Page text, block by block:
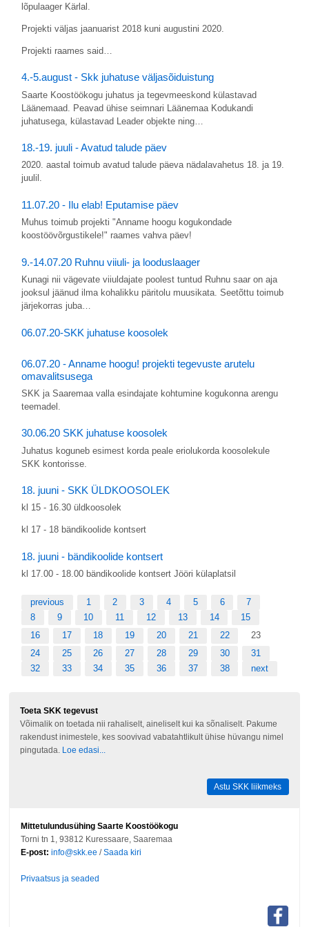
lõpulaager Kärlal.
Projekti väljas jaanuarist 2018 kuni augustini 2020.
Projekti raames said…
4.-5.august - Skk juhatuse väljasõiduistung
Saarte Koostöökogu juhatus ja tegevmeeskond külastavad
Läänemaad. Peavad ühise seimnari Läänemaa Kodukandi
juhatusega, külastavad Leader objekte ning…
18.-19. juuli - Avatud talude päev
2020. aastal toimub avatud talude päeva nädalavahetus 18. ja 19.
juulil.
11.07.20 - Ilu elab! Eputamise päev
Muhus toimub projekti "Anname hoogu kogukondade
koostöövõrgustikele!" raames vahva päev!
9.-14.07.20 Ruhnu viiuli- ja looduslaager
Kunagi nii vägevate viiuldajate poolest tuntud Ruhnu saar on aja
jooksul jäänud ilma kohalikku päritolu muusikata. Seetõttu toimub
järjekorras juba…
06.07.20-SKK juhatuse koosolek
06.07.20 - Anname hoogu! projekti tegevuste arutelu
omavalitsusega
SKK ja Saaremaa valla esindajate kohtumine kogukonna arengu
teemadel.
30.06.20 SKK juhatuse koosolek
Juhatus koguneb esimest korda peale eriolukorda koosolekule
SKK kontorisse.
18. juuni - SKK ÜLDKOOSOLEK
kl 15 - 16.30 üldkoosolek
kl 17 - 18 bändikoolide kontsert
18. juuni - bändikoolide kontsert
kl 17.00 - 18.00 bändikoolide kontsert Jööri külaplatsil
previous 1 2 3 4 5 6
7
8
9 10 11 12 13 14
15
16
17 18 19 20 21 22
23
24
25 26 27 28 29 30
31
32
33 34 35 36 37 38 next
Toeta SKK tegevust
Võimalik on toetada nii rahaliselt, aineliselt kui ka sõnaliselt. Pakume
rakendust inimestele, kes soovivad vabatahtlikult ühise hüvangu nimel
pingutada. Loe edasi...
Astu SKK liikmeks
Mittetulundusühing Saarte Koostöökogu
Torni tn 1, 93812 Kuressaare, Saaremaa
E-post: info@skk.ee /Saada kiri
Privaatsus ja seaded